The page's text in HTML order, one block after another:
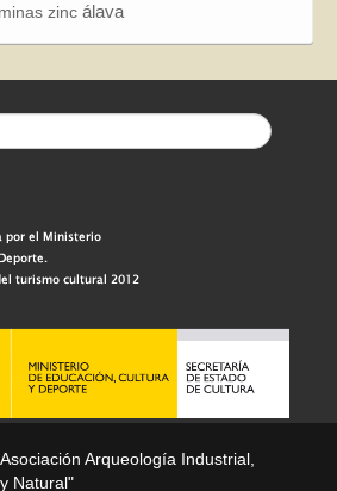
zinc álava
Arqueología Industrial,
Natural"